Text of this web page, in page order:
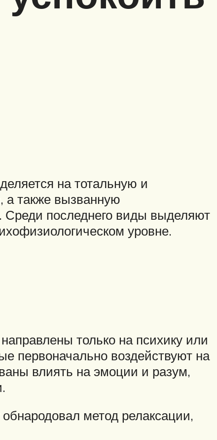
на тотальную и
а также вызванную
Среди последнего виды выделяют
уровне.
только на психику или
первоначально воздействуют на
влиять на эмоции и разум,
метод релаксации,